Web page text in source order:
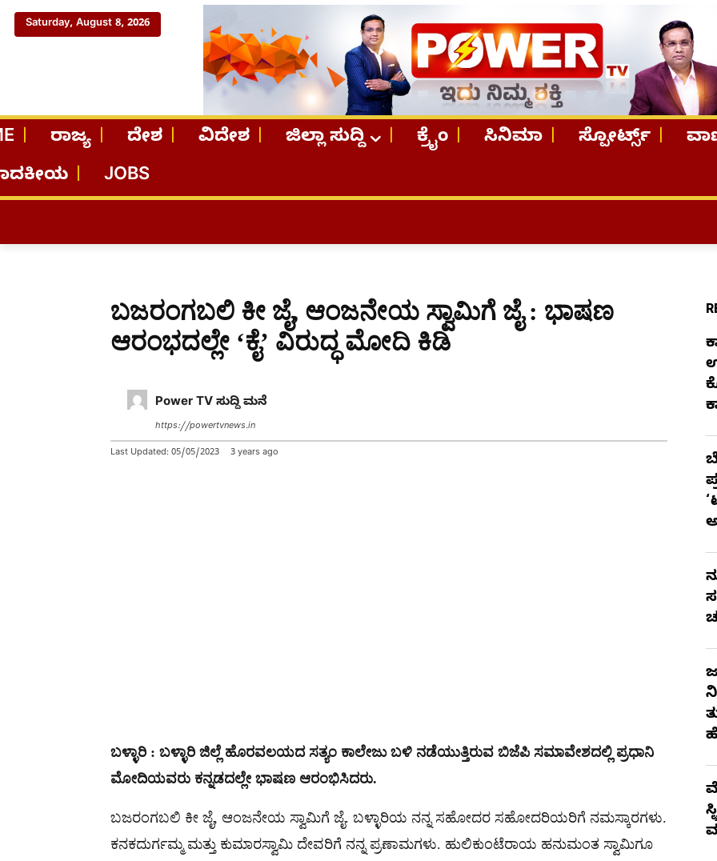
Saturday, August 8, 2026
ರಾಜ್ಯ ದೇಶ ವಿದೇಶ ಜಿಲ್ಲಾ ಸುದ್ದಿ ಕ್ರೈಂ ಸಿನಿಮಾ ಸ್ಪೋರ್ಟ್ಸ್
JOBS
TOP
ಬಜರಂಗಬಲಿ ಕೀ ಜೈ, ಆಂಜನೇಯ ಸ್ವಾಮಿಗೆ ಜೈ : ಭಾಷಣ
ಆರಂಭದಲ್ಲೇ ‘ಕೈ’ ವಿರುದ್ಧ ಮೋದಿ ಕಿಡಿ
Power TV ಸುದ್ದಿ ಮನೆ
https://powertvnews.in
Last Updated: 05/05/2023 3 years ago
ಬಳ್ಳಾರಿ : ಬಳ್ಳಾರಿ ಜಿಲ್ಲೆ ಹೊರವಲಯದ ಸತ್ಯಂ ಕಾಲೇಜು ಬಳಿ ನಡೆಯುತ್ತಿರುವ ಬಿಜೆಪಿ ಸಮಾವೇಶದಲ್ಲಿ ಪ್ರಧಾನಿ
ಮೋದಿಯವರು ಕನ್ನಡದಲ್ಲೇ ಭಾಷಣ ಆರಂಭಿಸಿದರು.
ಬಜರಂಗಬಲಿ ಕೀ ಜೈ, ಆಂಜನೇಯ ಸ್ವಾಮಿಗೆ ಜೈ. ಬಳ್ಳಾರಿಯ ನನ್ನ ಸಹೋದರ ಸಹೋದರಿಯರಿಗೆ ನಮಸ್ಕಾರಗಳು.
ಕನಕದುರ್ಗಮ್ಮ ಮತ್ತು ಕುಮಾರಸ್ವಾಮಿ ದೇವರಿಗೆ ನನ್ನ ಪ್ರಣಾಮಗಳು. ಹುಲಿಕುಂಟೆರಾಯ ಹನುಮಂತ ಸ್ವಾಮಿಗೂ